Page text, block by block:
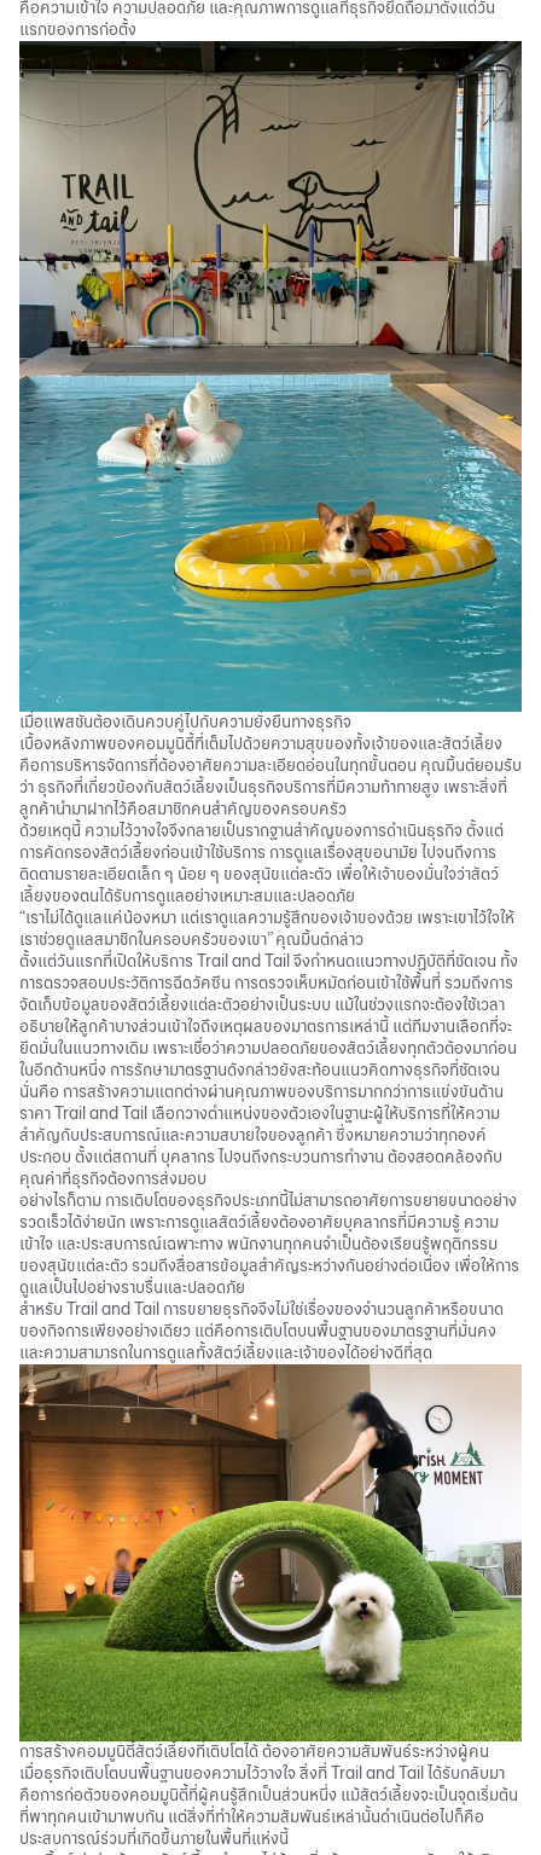
คือความเข้าใจ ความปลอดภัย และคุณภาพการดูแลที่ธุรกิจยึดถือมาตั้งแต่วัน
แรกของการก่อตั้ง
เมื่อแพสชันต้องเดินควบคู่ไปกับความยั่งยืนทางธุรกิจ
เบื้องหลังภาพของคอมมูนิตี้ที่เต็มไปด้วยความสุขของทั้งเจ้าของและสัตว์เลี้ยง
คือการบริหารจัดการที่ต้องอาศัยความละเอียดอ่อนในทุกขั้นตอน คุณมิ้นต์ยอมรับ
ว่า ธุรกิจที่เกี่ยวข้องกับสัตว์เลี้ยงเป็นธุรกิจบริการที่มีความท้าทายสูง เพราะสิ่งที่
ลูกค้านำมาฝากไว้คือสมาชิกคนสำคัญของครอบครัว
ด้วยเหตุนี้ ความไว้วางใจจึงกลายเป็นรากฐานสำคัญของการดำเนินธุรกิจ ตั้งแต่
การคัดกรองสัตว์เลี้ยงก่อนเข้าใช้บริการ การดูแลเรื่องสุขอนามัย ไปจนถึงการ
ติดตามรายละเอียดเล็ก ๆ น้อย ๆ ของสุนัขแต่ละตัว เพื่อให้เจ้าของมั่นใจว่าสัตว์
เลี้ยงของตนได้รับการดูแลอย่างเหมาะสมและปลอดภัย
“เราไม่ได้ดูแลแค่น้องหมา แต่เราดูแลความรู้สึกของเจ้าของด้วย เพราะเขาไว้ใจให้
เราช่วยดูแลสมาชิกในครอบครัวของเขา” คุณมิ้นต์กล่าว
ตั้งแต่วันแรกที่เปิดให้บริการ Trail and Tail จึงกำหนดแนวทางปฏิบัติที่ชัดเจน ทั้ง
การตรวจสอบประวัติการฉีดวัคซีน การตรวจเห็บหมัดก่อนเข้าใช้พื้นที่ รวมถึงการ
จัดเก็บข้อมูลของสัตว์เลี้ยงแต่ละตัวอย่างเป็นระบบ แม้ในช่วงแรกจะต้องใช้เวลา
อธิบายให้ลูกค้าบางส่วนเข้าใจถึงเหตุผลของมาตรการเหล่านี้ แต่ทีมงานเลือกที่จะ
ยึดมั่นในแนวทางเดิม เพราะเชื่อว่าความปลอดภัยของสัตว์เลี้ยงทุกตัวต้องมาก่อน
ในอีกด้านหนึ่ง การรักษามาตรฐานดังกล่าวยังสะท้อนแนวคิดทางธุรกิจที่ชัดเจน
นั่นคือ การสร้างความแตกต่างผ่านคุณภาพของบริการมากกว่าการแข่งขันด้าน
ราคา Trail and Tail เลือกวางตำแหน่งของตัวเองในฐานะผู้ให้บริการที่ให้ความ
สำคัญกับประสบการณ์และความสบายใจของลูกค้า ซึ่งหมายความว่าทุกองค์
ประกอบ ตั้งแต่สถานที่ บุคลากร ไปจนถึงกระบวนการทำงาน ต้องสอดคล้องกับ
คุณค่าที่ธุรกิจต้องการส่งมอบ
อย่างไรก็ตาม การเติบโตของธุรกิจประเภทนี้ไม่สามารถอาศัยการขยายขนาดอย่าง
รวดเร็วได้ง่ายนัก เพราะการดูแลสัตว์เลี้ยงต้องอาศัยบุคลากรที่มีความรู้ ความ
เข้าใจ และประสบการณ์เฉพาะทาง พนักงานทุกคนจำเป็นต้องเรียนรู้พฤติกรรม
ของสุนัขแต่ละตัว รวมถึงสื่อสารข้อมูลสำคัญระหว่างกันอย่างต่อเนื่อง เพื่อให้การ
ดูแลเป็นไปอย่างราบรื่นและปลอดภัย
สำหรับ Trail and Tail การขยายธุรกิจจึงไม่ใช่เรื่องของจำนวนลูกค้าหรือขนาด
ของกิจการเพียงอย่างเดียว แต่คือการเติบโตบนพื้นฐานของมาตรฐานที่มั่นคง
และความสามารถในการดูแลทั้งสัตว์เลี้ยงและเจ้าของได้อย่างดีที่สุด
การสร้างคอมมูนิตี้สัตว์เลี้ยงที่เติบโตได้ ต้องอาศัยความสัมพันธ์ระหว่างผู้คน
เมื่อธุรกิจเติบโตบนพื้นฐานของความไว้วางใจ สิ่งที่ Trail and Tail ได้รับกลับมา
คือการก่อตัวของคอมมูนิตี้ที่ผู้คนรู้สึกเป็นส่วนหนึ่ง แม้สัตว์เลี้ยงจะเป็นจุดเริ่มต้น
ที่พาทุกคนเข้ามาพบกัน แต่สิ่งที่ทำให้ความสัมพันธ์เหล่านั้นดำเนินต่อไปก็คือ
ประสบการณ์ร่วมที่เกิดขึ้นภายในพื้นที่แห่งนี้